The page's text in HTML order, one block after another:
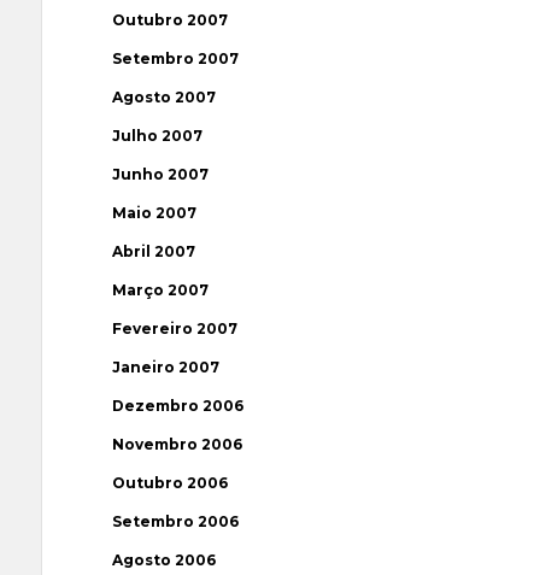
Outubro 2007
Setembro 2007
Agosto 2007
Julho 2007
Junho 2007
Maio 2007
Abril 2007
Março 2007
Fevereiro 2007
Janeiro 2007
Dezembro 2006
Novembro 2006
Outubro 2006
Setembro 2006
Agosto 2006